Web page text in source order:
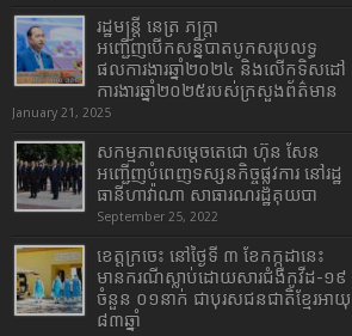
រដ្ឋមន្រ្តី​ នេត្រ​ ភក្ត្រា​
អញ្ជើញបើកសន្និបាតបូកសរុបលទ្ធ
ផលការងារឆ្នាំ២០២៤ និងលើកទិសដៅ
ការងារឆ្នាំ២០២៥របស់​ក្រសួង​ព័ត៌មាន​
January 21, 2025
សកម្មភាពសម្តេចតេជោ ហ៊ុន សែន
អញ្ជើញបំពេញទស្សនកិច្ចផ្លូវការ នៅរដ្ឋ
ធានីហាវ៉ាណា សាធារណរដ្ឋគុយបា
September 25, 2022
ខេត្តក្រចេះ នៅថ្ងៃទី ៣ ខែកក្កដានេះ
មានករណីស្លាប់ដោយសារជំងឺកូវីដ-១៩
ចំនួន ០១នាក់ ជាបុរសជនជាតិខ្មែរអាយុ
៨៣ឆ្នាំ